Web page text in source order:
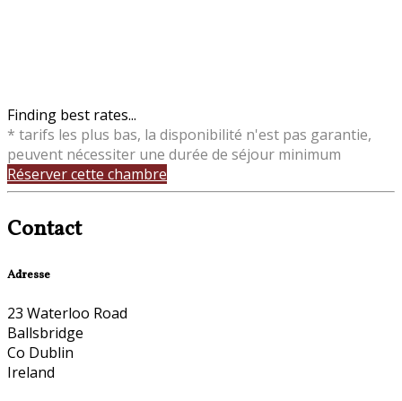
Finding best rates...
* tarifs les plus bas, la disponibilité n'est pas garantie,
peuvent nécessiter une durée de séjour minimum
Réserver cette chambre
Contact
Adresse
23 Waterloo Road
Ballsbridge
Co Dublin
Ireland